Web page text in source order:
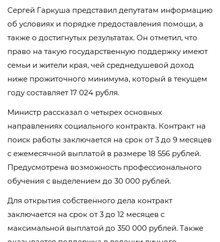
Сергей Гаркуша представил депутатам информацию
об условиях и порядке предоставления помощи, а
также о достигнутых результатах. Он отметил, что
право на такую государственную поддержку имеют
семьи и жители края, чей среднедушевой доход
ниже прожиточного минимума, который в текущем
году составляет 17 024 рубля.
Министр рассказал о четырех основных
направлениях социального контракта. Контракт на
поиск работы заключается на срок от 3 до 9 месяцев
с ежемесячной выплатой в размере 18 556 рублей.
Предусмотрена возможность профессионального
обучения с выделением до 30 000 рублей.
Для открытия собственного дела контракт
заключается на срок от 3 до 12 месяцев с
максимальной выплатой до 350 000 рублей. Также